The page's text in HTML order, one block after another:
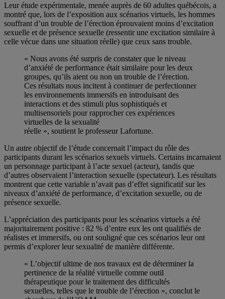
Leur étude expérimentale, menée auprès de 60 adultes québécois, a
montré que, lors de l’exposition aux scénarios virtuels, les hommes
souffrant d’un trouble de l’érection éprouvaient moins d’excitation
sexuelle et de présence sexuelle (ressentir une excitation similaire à
celle vécue dans une situation réelle) que ceux sans trouble.
« Nous avons été surpris de constater que le niveau
d’anxiété de performance était similaire pour les deux
groupes, qu’ils aient ou non un trouble de l’érection.
Ces résultats nous incitent à continuer de perfectionner
les environnements immersifs en introduisant des
interactions et des stimuli plus sophistiqués et
multisensoriels pour rapprocher ces expériences
virtuelles de la sexualité
réelle », soutient le professeur Lafortune.
Un autre objectif de l’étude concernait l’impact du rôle des
participants durant les scénarios sexuels virtuels. Certains incarnaient
un personnage participant à l’acte sexuel (acteur), tandis que
d’autres observaient l’interaction sexuelle (spectateur). Les résultats
montrent que cette variable n’avait pas d’effet significatif sur les
niveaux d’anxiété de performance, d’excitation sexuelle, ou de
présence sexuelle.
L’appréciation des participants pour les scénarios virtuels a été
majoritairement positive : 82 % d’entre eux les ont qualifiés de
réalistes et immersifs, ou ont souligné que ces scénarios leur ont
permis d’explorer leur sexualité de manière différente.
« L’objectif ultime de nos travaux est de déterminer la
pertinence de la réalité virtuelle comme outil
thérapeutique pour le traitement des difficultés
sexuelles, telles que le trouble de l’érection », conclut le